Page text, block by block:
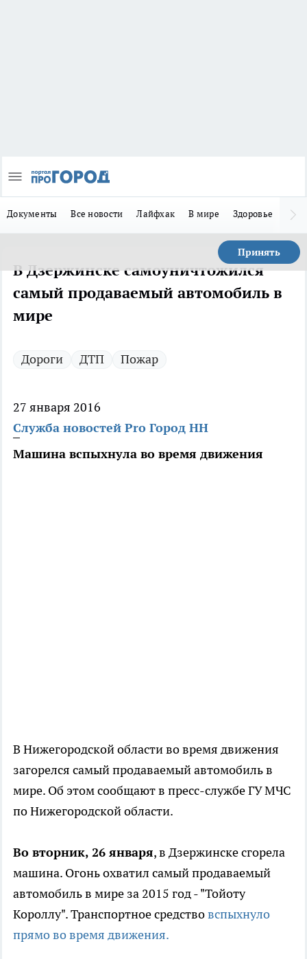
Документы Все новости Лайфхак В мире Здоровье
Принять
В Дзержинске самоуничтожился
самый продаваемый автомобиль в
мире
Дороги ДТП Пожар
27 января 2016
Служба новостей Pro Город НН
Машина вспыхнула во время движения
В Нижегородской области во время движения
загорелся самый продаваемый автомобиль в
мире. Об этом сообщают в пресс-службе ГУ МЧС
по Нижегородской области.
Во вторник, 26 января, в Дзержинске сгорела
машина. Огонь охватил самый продаваемый
автомобиль в мире за 2015 год - "Тойоту
Короллу". Транспортное средствовспыхнуло
прямо во время движения.